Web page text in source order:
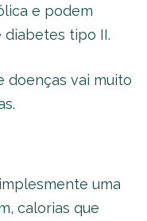
e podem
diabetes tipo II.
doenças vai muito
uma
calorias que